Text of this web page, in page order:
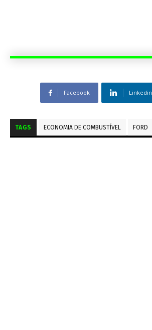
Facebook Linkedin
TAGS ECONOMIA DE COMBUSTÍVEL FORD